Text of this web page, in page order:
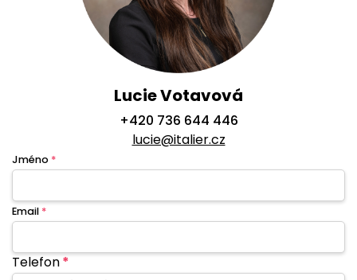
Lucie Votavová
+420 736 644 446
lucie@italier.cz
Jméno *
Email *
Telefon*